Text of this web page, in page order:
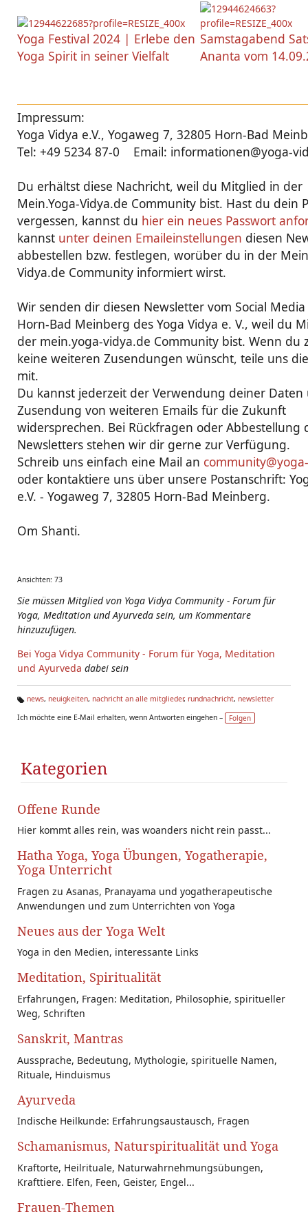
Yoga Festival 2024 | Erlebe den
Yoga Spirit in seiner Vielfalt
Samstagabend
Ananta vom
Impressum:
Yoga Vidya e.V., Yogaweg 7, 32805 Horn-Bad
Tel: +49 5234 87-0 Email: informationen@yoga-
Du erhältst diese Nachricht, weil du Mitglied in der
Mein.Yoga-Vidya.de Community bist. Hast du dein
vergessen, kannst du hier ein neues Passwort
kannst unter deinen Emaileinstellungen diesen
abbestellen bzw. festlegen, worüber du in der
Vidya.de Community informiert wirst.
Wir senden dir diesen Newsletter vom Social
Horn-Bad Meinberg des Yoga Vidya e. V., weil du
der mein.yoga-vidya.de Community bist. Wenn du
keine weiteren Zusendungen wünscht, teile uns
mit.
Du kannst jederzeit der Verwendung deiner
Zusendung von weiteren Emails für die Zukunft
widersprechen. Bei Rückfragen oder Abbestellung
Newsletters stehen wir dir gerne zur Verfügung.
Schreib uns einfach eine Mail an
oder kontaktiere uns über unsere Postanschrift:
e.V. - Yogaweg 7, 32805 Horn-Bad Meinberg.
Om Shanti.
Ansichten: 73
Sie müssen Mitglied von Yoga Vidya Community - Forum für
Yoga, Meditation und Ayurveda sein, um Kommentare
hinzuzufügen.
Bei Yoga Vidya Community - Forum für Yoga, Meditation
und Ayurveda dabei sein
g
news, neuigkeiten, nachricht an alle mitglieder, rundnachricht, newsletter
Ich möchte eine E-Mail erhalten, wenn Antworten eingehen –
Folgen
Kategorien
Offene Runde
Hier kommt alles rein, was woanders nicht rein passt...
Hatha Yoga, Yoga Übungen, Yogatherapie,
Yoga Unterricht
Fragen zu Asanas, Pranayama und yogatherapeutische
Anwendungen und zum Unterrichten von Yoga
Neues aus der Yoga Welt
Yoga in den Medien, interessante Links
Meditation, Spiritualität
Erfahrungen, Fragen: Meditation, Philosophie, spiritueller
Weg, Schriften
Sanskrit, Mantras
Aussprache, Bedeutung, Mythologie, spirituelle Namen,
Rituale, Hinduismus
Ayurveda
Indische Heilkunde: Erfahrungsaustausch, Fragen
Schamanismus, Naturspiritualität und Yoga
Kraftorte, Heilrituale, Naturwahrnehmungsübungen,
Krafttiere. Elfen, Feen, Geister, Engel...
Frauen-Themen